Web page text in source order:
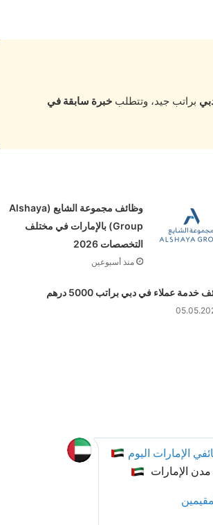
براتب جيد، وتتطلب خبرة سابقة في
وظائف مجموعة الشايع (Alshaya
Group) بالإمارات في مختلف
التخصصات 2026
منذ أسبوعين
خدمة عملاء في دبي براتب 5000 درهم